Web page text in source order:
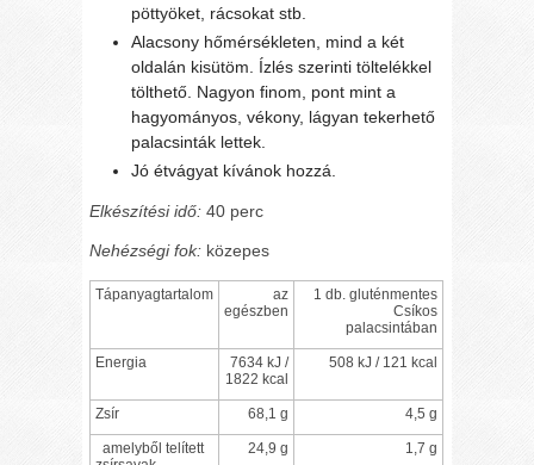
pöttyöket, rácsokat stb.
Alacsony hőmérsékleten, mind a két
oldalán kisütöm. Ízlés szerinti töltelékkel
tölthető. Nagyon finom, pont mint a
hagyományos, vékony, lágyan tekerhető
palacsinták lettek.
Jó étvágyat kívánok hozzá.
Elkészítési idő: 40 perc
Nehézségi fok: közepes
Tápanyagtartalom
az
egészben
1 db. gluténmentes
Csíkos
palacsintában
Energia
7634 kJ /
1822 kcal
508 kJ / 121 kcal
Zsír 68,1 g 4,5 g
amelyből telített
24,9 g 1,7 g